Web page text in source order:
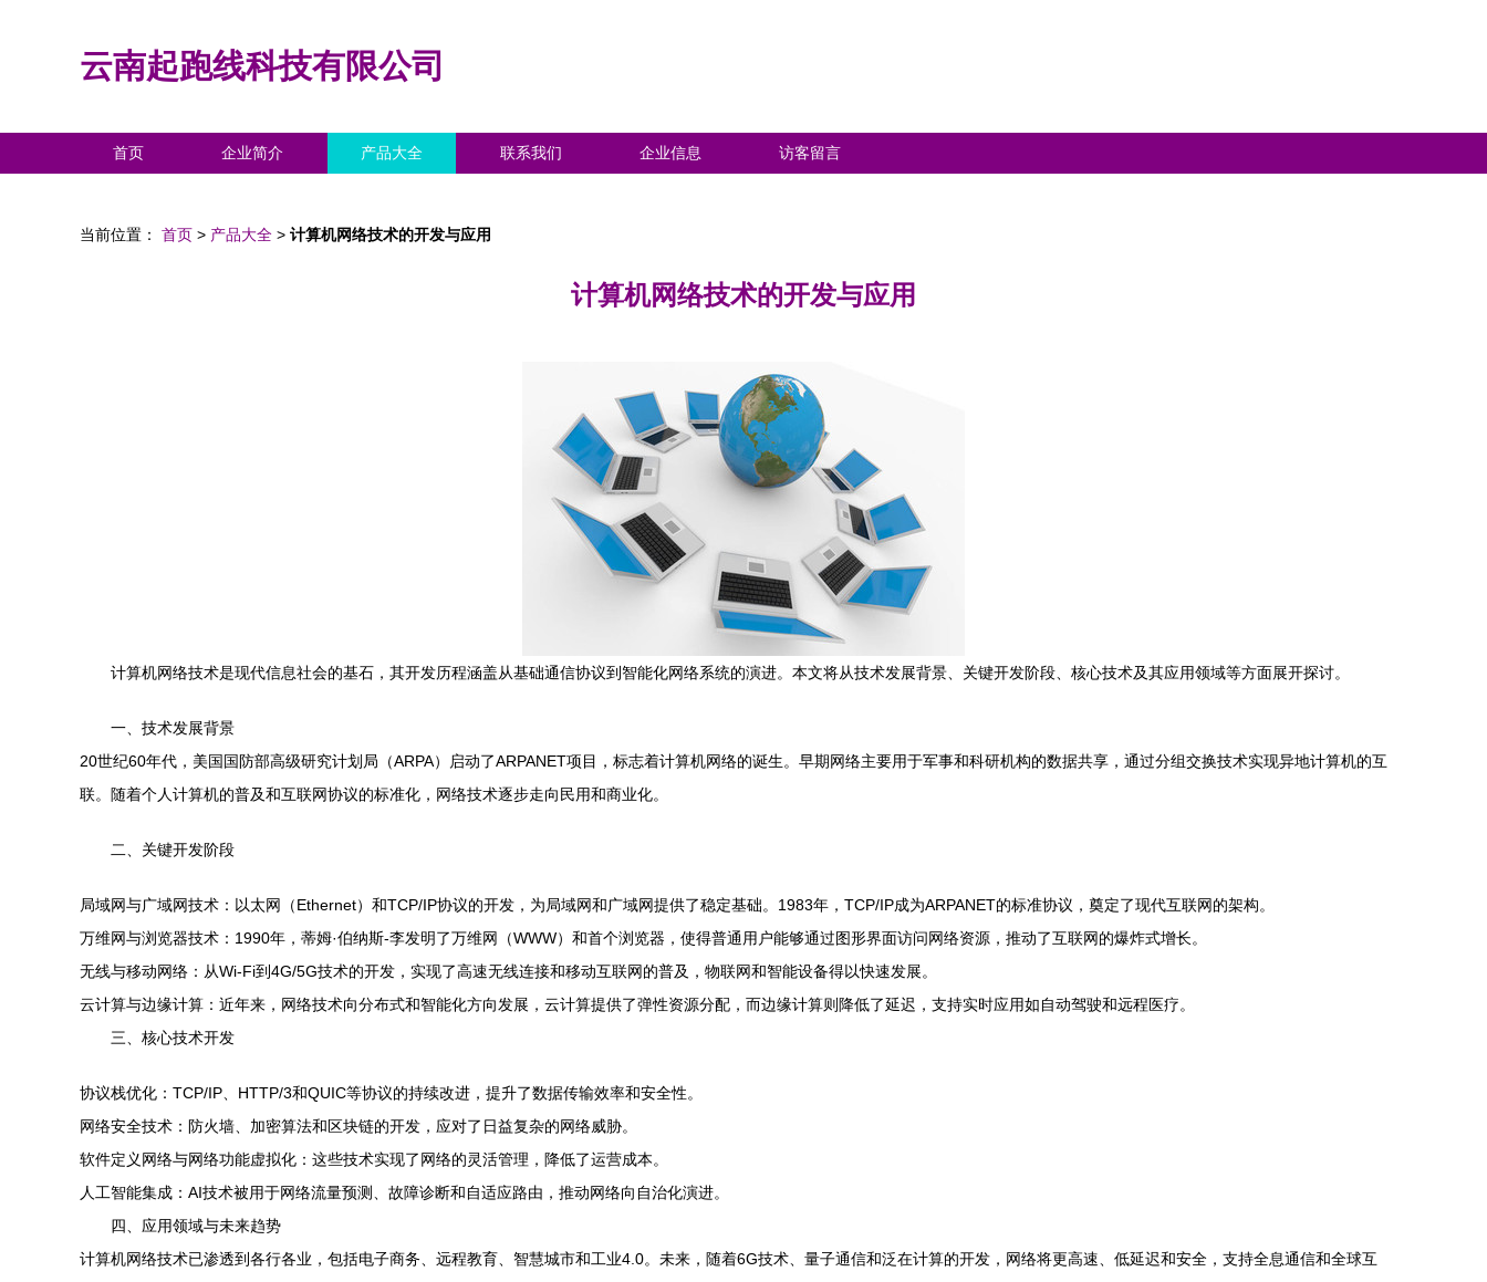
云南起跑线科技有限公司
首页 企业简介 产品大全 联系我们 企业信息 访客留言
当前位置： 首页 > 产品大全 > 计算机网络技术的开发与应用
计算机网络技术的开发与应用
计算机网络技术是现代信息社会的基石，其开发历程涵盖从基础通信协议到智能化网络系统的演进。本文将从技术发展背景、关键开发阶段、核心技术及其应用领域等方面展开探讨。
一、技术发展背景
20世纪60年代，美国国防部高级研究计划局（ARPA）启动了ARPANET项目，标志着计算机网络的诞生。早期网络主要用于军事和科研机构的数据共享，通过分组交换技术实现异地计算机的互
联。随着个人计算机的普及和互联网协议的标准化，网络技术逐步走向民用和商业化。
二、关键开发阶段
局域网与广域网技术：以太网（Ethernet）和TCP/IP协议的开发，为局域网和广域网提供了稳定基础。1983年，TCP/IP成为ARPANET的标准协议，奠定了现代互联网的架构。
万维网与浏览器技术：1990年，蒂姆·伯纳斯-李发明了万维网（WWW）和首个浏览器，使得普通用户能够通过图形界面访问网络资源，推动了互联网的爆炸式增长。
无线与移动网络：从Wi-Fi到4G/5G技术的开发，实现了高速无线连接和移动互联网的普及，物联网和智能设备得以快速发展。
云计算与边缘计算：近年来，网络技术向分布式和智能化方向发展，云计算提供了弹性资源分配，而边缘计算则降低了延迟，支持实时应用如自动驾驶和远程医疗。
三、核心技术开发
协议栈优化：TCP/IP、HTTP/3和QUIC等协议的持续改进，提升了数据传输效率和安全性。
网络安全技术：防火墙、加密算法和区块链的开发，应对了日益复杂的网络威胁。
软件定义网络与网络功能虚拟化：这些技术实现了网络的灵活管理，降低了运营成本。
人工智能集成：AI技术被用于网络流量预测、故障诊断和自适应路由，推动网络向自治化演进。
四、应用领域与未来趋势
计算机网络技术已渗透到各行各业，包括电子商务、远程教育、智慧城市和工业4.0。未来，随着6G技术、量子通信和泛在计算的开发，网络将更高速、低延迟和安全，支持全息通信和全球互